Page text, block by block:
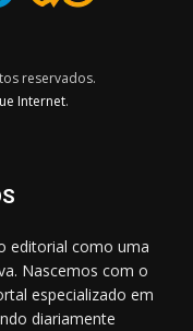
reservados.
Internet.
editorial como uma
Nascemos com o
especializado em
diariamente